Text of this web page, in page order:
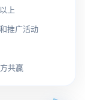
上
推广活动
共赢